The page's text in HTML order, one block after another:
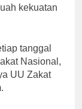
kekuatan
tanggal
Nasional,
UU Zakat